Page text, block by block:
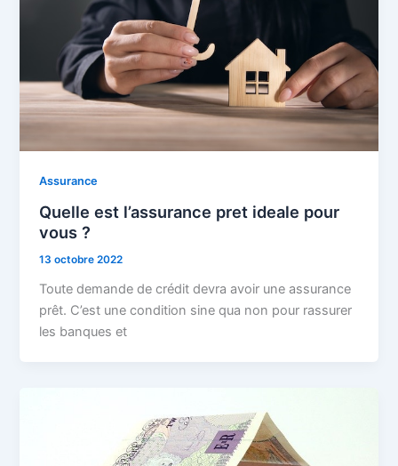
Assurance
Quelle est l’assurance pret ideale pour
vous ?
13 octobre 2022
Toute demande de crédit devra avoir une assurance
prêt. C’est une condition sine qua non pour rassurer
les banques et